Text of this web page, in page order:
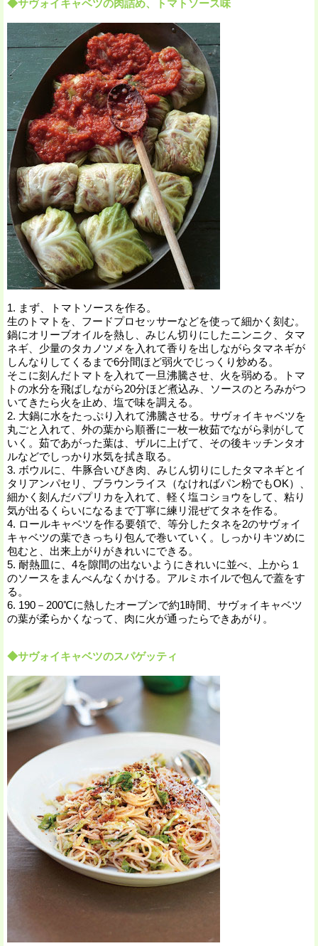
◆サヴォイキャベツの肉詰め、トマトソース味
1. まず、トマトソースを作る。
生のトマトを、フードプロセッサーなどを使って細かく刻む。
鍋にオリーブオイルを熱し、みじん切りにしたニンニク、タマ
ネギ、少量のタカノツメを入れて香りを出しながらタマネギが
しんなりしてくるまで6分間ほど弱火でじっくり炒める。
そこに刻んだトマトを入れて一旦沸騰させ、火を弱める。トマ
トの水分を飛ばしながら20分ほど煮込み、ソースのとろみがつ
いてきたら火を止め、塩で味を調える。
2. 大鍋に水をたっぷり入れて沸騰させる。サヴォイキャベツを
丸ごと入れて、外の葉から順番に一枚一枚茹でながら剥がして
いく。茹であがった葉は、ザルに上げて、その後キッチンタオ
ルなどでしっかり水気を拭き取る。
3. ボウルに、牛豚合いびき肉、みじん切りにしたタマネギとイ
タリアンパセリ、ブラウンライス（なければパン粉でもOK）、
細かく刻んだパプリカを入れて、軽く塩コショウをして、粘り
気が出るくらいになるまで丁寧に練リ混ぜてタネを作る。
4. ロールキャベツを作る要領で、等分したタネを2のサヴォイ
キャベツの葉できっちり包んで巻いていく。しっかりキツめに
包むと、出来上がりがきれいにできる。
5. 耐熱皿に、4を隙間の出ないようにきれいに並べ、上から１
のソースをまんべんなくかける。アルミホイルで包んで蓋をす
る。
6. 190－200℃に熱したオーブンで約1時間、サヴォイキャベツ
の葉が柔らかくなって、肉に火が通ったらできあがり。
◆サヴォイキャベツのスパゲッティ